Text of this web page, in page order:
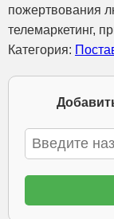
пожертвования
телемаркетинг,
Категория: